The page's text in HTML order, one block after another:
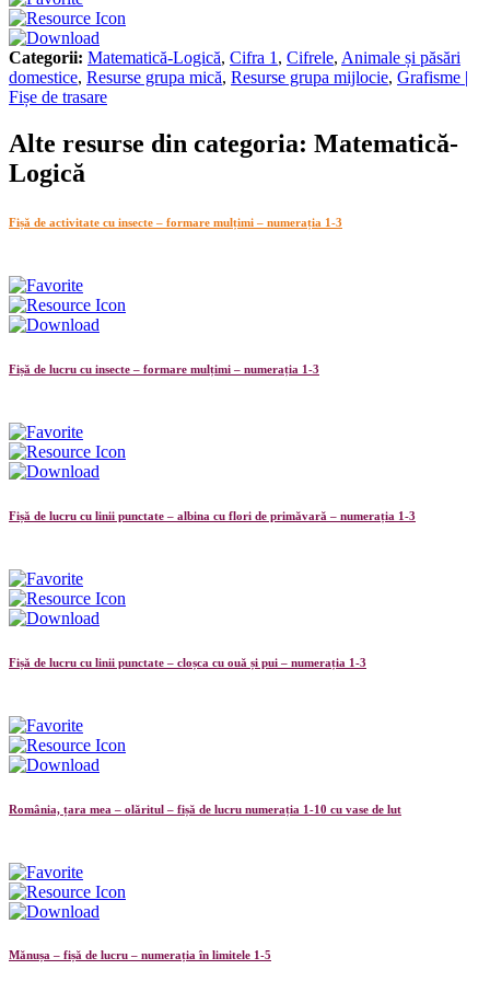
Categorii: Matematică-Logică, Cifra 1 , Cifrele, Animale și păsări
domestice, Resurse grupa mică, Resurse grupa mijlocie, Grafisme |
Fișe de trasare
Alte resurse din categoria: Matematică-
Logică
Fișă de activitate cu insecte – formare mulțimi – numerația 1-3
Fișă de lucru cu insecte – formare mulțimi – numerația 1-3
Fișă de lucru cu linii punctate – albina cu flori de primăvară – numerația 1-3
Fișă de lucru cu linii punctate – cloșca cu ouă și pui – numerația 1-3
România, țara mea – olăritul – fișă de lucru numerația 1-10 cu vase de lut
Mănușa – fișă de lucru – numerația în limitele 1-5